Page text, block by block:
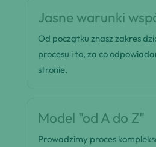
Jasne warunki
Od początku znasz zakres
procesu i to, za co
stronie.
Model "od A do Z"
Prowadzimy proces